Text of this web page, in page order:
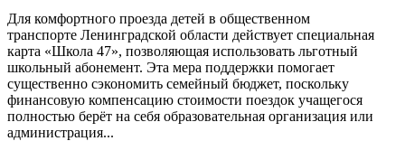
Для комфортного проезда детей в общественном
транспорте Ленинградской области действует специальная
карта «Школа 47», позволяющая использовать льготный
школьный абонемент. Эта мера поддержки помогает
существенно сэкономить семейный бюджет, поскольку
финансовую компенсацию стоимости поездок учащегося
полностью берёт на себя образовательная организация или
администрация...